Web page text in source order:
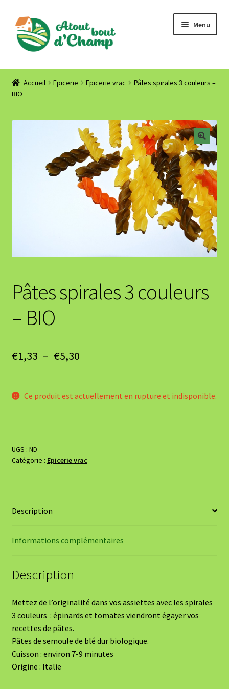
Aller
la
Aller
au
contenu
Menu
Accueil
Où nous trouver ? Contact
Accueil Epicerie Epicerie vrac
Pâtes spirales 3 couleurs –
BIO
Pâtes spirales 3 couleurs
– BIO
€1,33 – €5,30Plage
prix :
Ce produit est actuellement en rupture et indisponible.
UGS : ND
Catégorie : Epicerie vrac
Description
Informations complémentaires
Description
Mettez de l’originalité dans vos assiettes avec les spirales
3 couleurs : épinards et tomates viendront égayer vos
recettes de pâtes.
Pâtes de semoule de blé dur biologique.
Cuisson : environ 7-9 minutes
Origine : Italie